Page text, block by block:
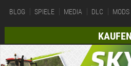
BLOG SPIELE MEDIA DLC MODS
KAUFEN